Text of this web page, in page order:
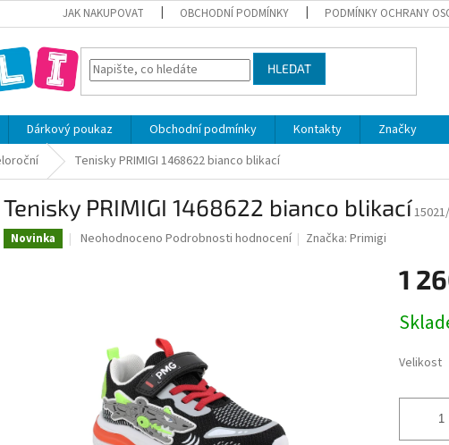
JAK NAKUPOVAT OBCHODNÍ PODMÍNKY PODMÍNKY OCHRANY
HLEDAT
Dárkový poukaz Obchodní podmínky Kontakty
Značky
Tenisky PRIMIGI 1468622 bianco blikací
Tenisky PRIMIGI 1468622 bianco blikací
Novinka
Průměrné
hvězdiček.
Neohodnoceno Podrobnosti hodnocení Značka:Primigi
1
cena:
Velikost